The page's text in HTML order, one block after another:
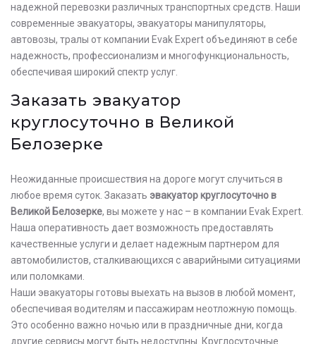
надежной перевозки различных транспортных средств. Наши
современные эвакуаторы, эвакуаторы манипуляторы,
автовозы, тралы от компании Evak Expert объединяют в себе
надежность, профессионализм и многофункциональность,
обеспечивая широкий спектр услуг.
Заказать эвакуатор
круглосуточно в Великой
Белозерке
Неожиданные происшествия на дороге могут случиться в
любое время суток. Заказать эвакуатор круглосуточно в
Великой Белозерке, вы можете у нас – в компании Evak Expert.
Наша оперативность дает возможность предоставлять
качественные услуги и делает надежным партнером для
автомобилистов, сталкивающихся с аварийными ситуациями
или поломками.
Наши эвакуаторы готовы выехать на вызов в любой момент,
обеспечивая водителям и пассажирам неотложную помощь.
Это особенно важно ночью или в праздничные дни, когда
другие сервисы могут быть недоступны. Круглосуточные